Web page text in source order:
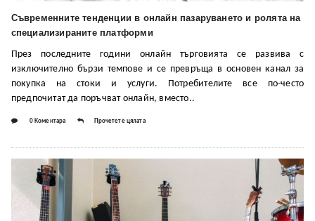
Съвременните тенденции в онлайн пазаруването и ролята на
специализираните платформи
През последните години онлайн търговията се развива с
изключително бързи темпове и се превръща в основен канал за
покупка на стоки и услуги. Потребителите все по-често
предпочитат да поръчват онлайн, вместо..
0 Коментара Прочетете цялата